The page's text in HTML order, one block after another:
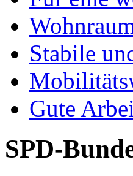
Stabile
Gute
SPD-